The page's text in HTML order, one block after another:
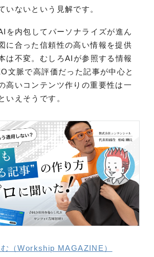
いないという見解です。
を内包してパーソナライズが進ん
に合った信頼性の高い情報を提供
は不変。むしろAIが参照する情報
文脈で高評価だった記事が中心と
高いコンテンツ作りの重要性は一
いえそうです。
（Workship MAGAZINE）